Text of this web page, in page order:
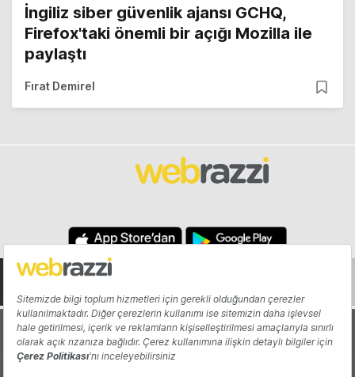
İngiliz siber güvenlik ajansı GCHQ,
Firefox'taki önemli bir açığı Mozilla ile
paylaştı
Fırat Demirel
Hakkında Yazarlar